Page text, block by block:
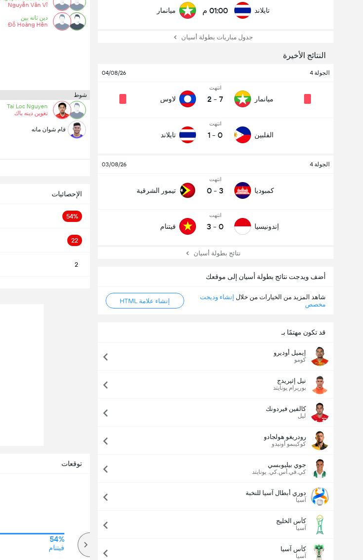
تايلاند 01:00 م ميانمار
جدول مباريات بطولة أسيان
النتائج الأخيرة
الجولة 4 04/08/26
ميانمار
انتهت
7
-
2 لاوس
الفلبين
انتهت
0
-
1 تايلاند
الجولة 4 03/08/26
كمبوديا
انتهت
3
-
0 تيمور الشرقية
إندونيسيا
انتهت
0
-
3 فيتنام
نتائج بطولة أسيان
أضف ويدجت نتائج بطولة أسيان إلى موقعك
شاهد المزيد من الخيارات من خلال إنشاء وديجت
مخصص
إنشاء علامة HTML
قد تكون مهتمًا بـ
إيميل أوديرو
كومو
نيل إثيريدج
بوريرام يونايتد
كالفين فيردونك
ليل
رودريغو هولجادو
كوكيبمو أونيدو
جوي بيليوبسي
كي.في.أس.كي. يونايتد
دوري أبطال آسيا للنخبة
آسيا
كأس الخليج
آسيا
كأس آسيا
آسيا
Nguyễn Văn Vĩ
دين ثانه بين
Đỗ Hoàng Hên
شوط
Tai Loc Nguyen
نغوين دينه باك
فام شوان مانه
الإحصائيات
54%
22
2
توقعات
54%
فيتنام
عدد الاهداف (2.5)